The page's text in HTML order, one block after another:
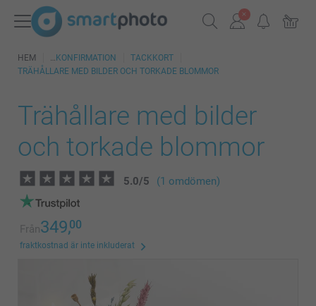
HEM KONFIRMATION
TACKKORT
TRÄHÅLLARE MED BILDER OCH TORKADE BLOMMOR
Trähållare med bilder
och torkade blommor
5.0/5 (1 omdömen)
Från349,00
fraktkostnad är inte inkluderat